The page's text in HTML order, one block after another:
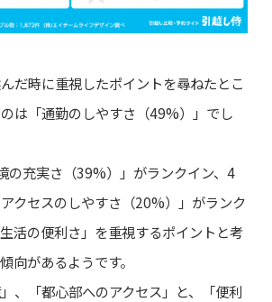
だ時に重視したポイントを尋ねたとこ
は「通勤のしやすさ（49%）」でし
の充実さ（39%）」がランクイン、4
クセスのしやすさ（20%）」がランク
活の便利さ」を重視するポイントと考
向があるようです。
」、「都心部へのアクセス」と、「便利